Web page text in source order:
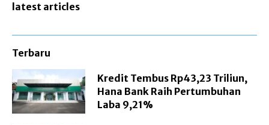
latest articles
Terbaru
Kredit Tembus Rp43,23 Triliun,
Hana Bank Raih Pertumbuhan
Laba 9,21%